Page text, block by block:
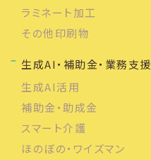
ラミネート加工
その他印刷物
生成AI・補助金・業務支援
生成AI活用
補助金・助成金
スマート介護
ほのぼの・ワイズマン